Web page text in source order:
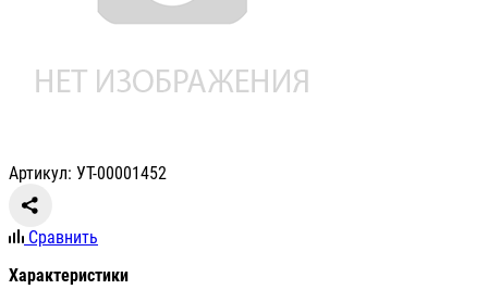
Артикул: УТ-00001452
Сравнить
Характеристики